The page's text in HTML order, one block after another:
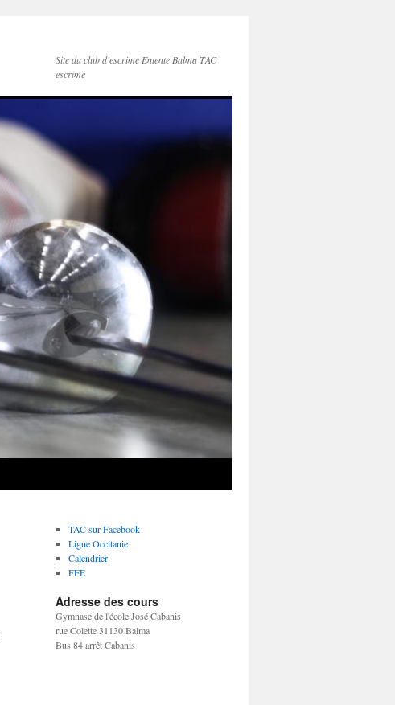
Site du club d'escrime Entente Balma TAC
escrime
TAC sur Facebook
Ligue Occitanie
Calendrier
FFE
Adresse des cours
Gymnase de l'école José Cabanis
rue Colette 31130 Balma
Bus 84 arrêt Cabanis